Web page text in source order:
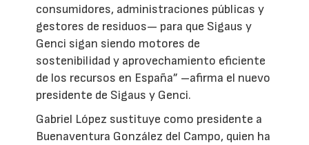
consumidores, administraciones públicas y
gestores de residuos— para que Sigaus y
Genci sigan siendo motores de
sostenibilidad y aprovechamiento eficiente
de los recursos en España” –afirma el nuevo
presidente de Sigaus y Genci.
Gabriel López sustituye como presidente a
Buenaventura González del Campo, quien ha